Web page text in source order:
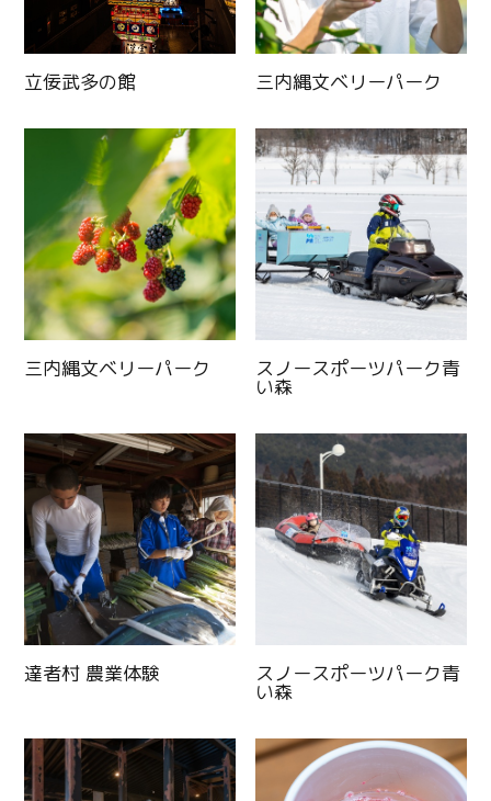
立佞武多の館 三内縄文ベリーパーク
三内縄文ベリーパーク スノースポーツパーク青
い森
達者村 農業体験 スノースポーツパーク青
い森
Twitter
Facebook
Copy URL